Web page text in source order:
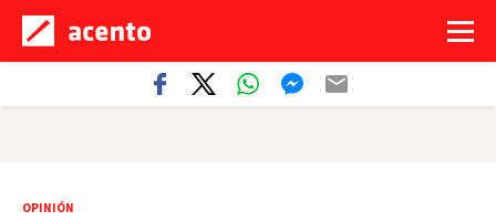
OPINIÓN